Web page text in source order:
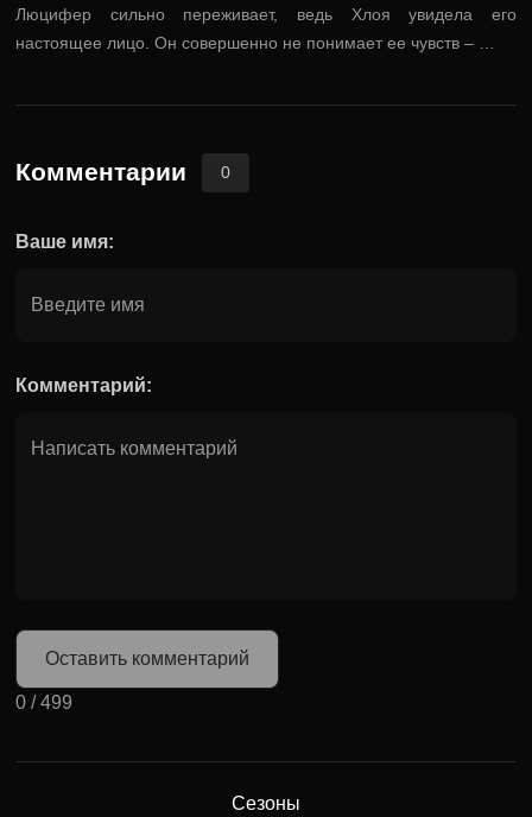
Люцифер сильно переживает, ведь Хлоя увидела его
настоящее лицо. Он совершенно не понимает ее чувств – …
Комментарии 0
Ваше имя:
Комментарий:
Оставить комментарий
0 /499
Сезоны